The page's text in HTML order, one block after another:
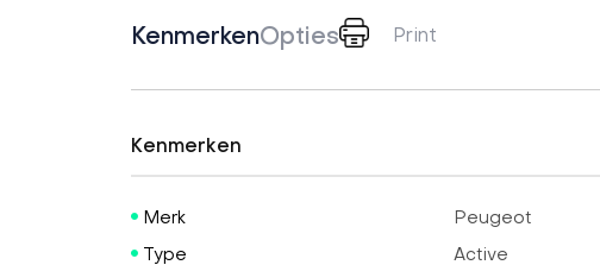
KenmerkenOpties Print
Kenmerken
Merk Peugeot
Type Active